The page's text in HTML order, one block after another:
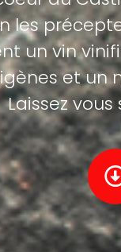
les
un vin
et un
Laissez